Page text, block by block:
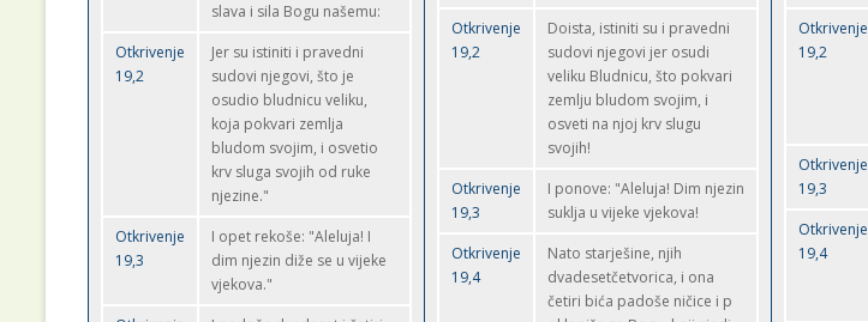
slava i sila Bogu našemu:
Otkrivenje
19,2
Jer su istiniti i pravedni
sudovi njegovi, što je
osudio bludnicu veliku,
koja pokvari zemlja
bludom svojim, i osvetio
krv sluga svojih od ruke
njezine."
Otkrivenje
19,3
I opet rekoše: "Aleluja! I
dim njezin diže se u vijeke
vjekova."
Otkrivenje
19,2
Doista, istiniti su i pravedni
sudovi njegovi jer osudi
veliku Bludnicu, što pokvari
zemlju bludom svojim, i
osveti na njoj krv slugu
svojih!
Otkrivenje
19,3
I ponove: "Aleluja! Dim njezin
suklja u vijeke vjekova!
Otkrivenje
19,4
Nato starješine, njih
dvadesetčetvorica, i ona
četiri bića padoše ničice i p
Otkrivenje
19,2
Otkrivenje
19,3
Otkrivenje
19,4